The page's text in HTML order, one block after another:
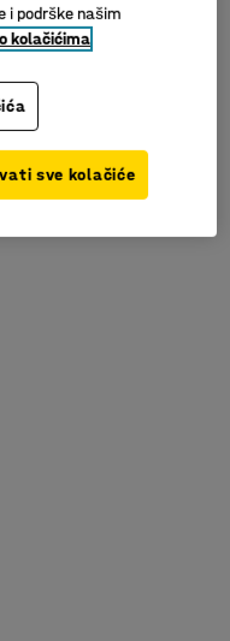
podrške našim
kolačićima
sve kolačiće